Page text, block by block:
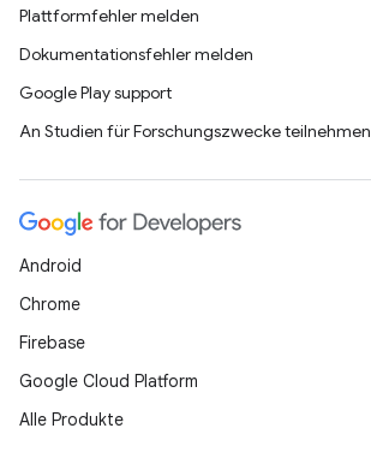
Plattformfehler melden
Dokumentationsfehler melden
Google Play support
An Studien für Forschungszwecke teilnehmen
Android
Chrome
Firebase
Google Cloud Platform
Alle Produkte